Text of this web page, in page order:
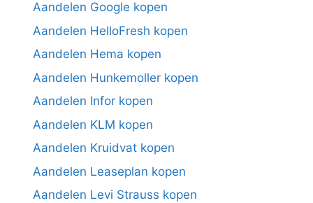
Aandelen Google kopen
Aandelen HelloFresh kopen
Aandelen Hema kopen
Aandelen Hunkemoller kopen
Aandelen Infor kopen
Aandelen KLM kopen
Aandelen Kruidvat kopen
Aandelen Leaseplan kopen
Aandelen Levi Strauss kopen